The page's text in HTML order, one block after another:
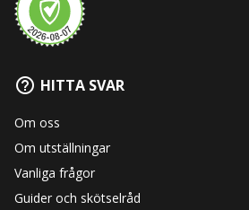
HITTA SVAR
Om oss
Om utställningar
Vanliga frågor
Guider och skötselråd